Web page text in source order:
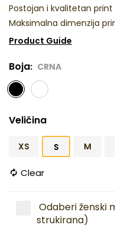
Postojan i kvalitetan print
Maksimalna dimenzija
Product Guide
Boja CRNA
Veličina
XS S M
Clear
Odaberi ženski
strukirana)